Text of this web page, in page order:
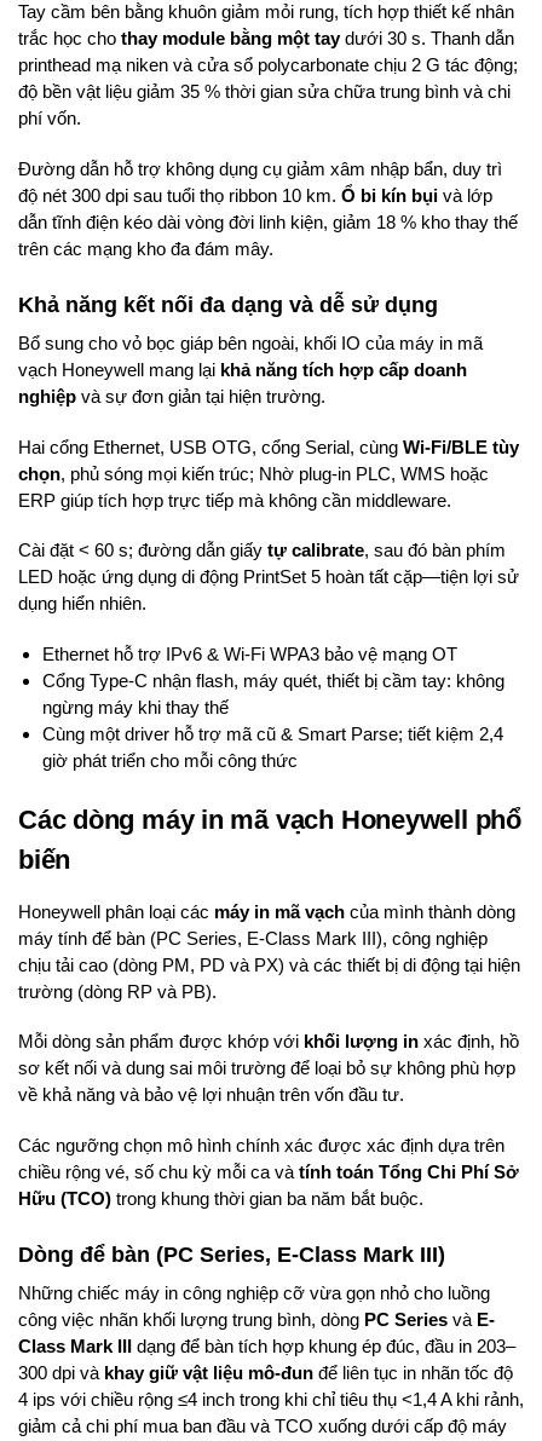
Tay cầm bên bằng khuôn giảm mỏi rung, tích hợp thiết kế nhân
trắc học cho thay module bằng một taydưới 30 s. Thanh dẫn
printhead mạ niken và cửa sổ polycarbonate chịu 2 G tác động;
độ bền vật liệu giảm 35 % thời gian sửa chữa trung bình và chi
phí vốn.
Đường dẫn hỗ trợ không dụng cụ giảm xâm nhập bẩn, duy trì
độ nét 300 dpi sau tuổi thọ ribbon 10 km. Ổ bi kín bụi và lớp
dẫn tĩnh điện kéo dài vòng đời linh kiện, giảm 18 % kho thay thế
trên các mạng kho đa đám mây.
Khả năng kết nối đa dạng và dễ sử dụng
Bổ sung cho vỏ bọc giáp bên ngoài, khối IO của máy in mã
vạch Honeywell mang lại khả năng tích hợp cấp doanh
nghiệp và sự đơn giản tại hiện trường.
Hai cổng Ethernet, USB OTG, cổng Serial, cùng Wi-Fi/BLE tùy
chọn, phủ sóng mọi kiến trúc; Nhờ plug-in PLC, WMS hoặc
ERP giúp tích hợp trực tiếp mà không cần middleware.
Cài đặt < 60 s; đường dẫn giấy tự calibrate, sau đó bàn phím
LED hoặc ứng dụng di động PrintSet 5 hoàn tất cặp—tiện lợi sử
dụng hiển nhiên.
Ethernet hỗ trợ IPv6 & Wi-Fi WPA3 bảo vệ mạng OT
Cổng Type-C nhận flash, máy quét, thiết bị cầm tay: không
ngừng máy khi thay thế
Cùng một driver hỗ trợ mã cũ & Smart Parse; tiết kiệm 2,4
giờ phát triển cho mỗi công thức
Các dòng máy in mã vạch Honeywell phổ
biến
Honeywell phân loại các máy in mã vạch của mình thành dòng
máy tính để bàn (PC Series, E-Class Mark III), công nghiệp
chịu tải cao (dòng PM, PD và PX) và các thiết bị di động tại hiện
trường (dòng RP và PB).
Mỗi dòng sản phẩm được khớp với khối lượng in xác định, hồ
sơ kết nối và dung sai môi trường để loại bỏ sự không phù hợp
về khả năng và bảo vệ lợi nhuận trên vốn đầu tư.
Các ngưỡng chọn mô hình chính xác được xác định dựa trên
chiều rộng vé, số chu kỳ mỗi ca và tính toán Tổng Chi Phí Sở
Hữu (TCO) trong khung thời gian ba năm bắt buộc.
Dòng để bàn (PC Series, E-Class Mark III)
Những chiếc máy in công nghiệp cỡ vừa gọn nhỏ cho luồng
công việc nhãn khối lượng trung bình, dòng PC Series và E-
Class Mark III dạng để bàn tích hợp khung ép đúc, đầu in 203–
300 dpi và khay giữ vật liệu mô-đun để liên tục in nhãn tốc độ
4 ips với chiều rộng ≤4 inch trong khi chỉ tiêu thụ <1,4 A khi rảnh,
giảm cả chi phí mua ban đầu và TCO xuống dưới cấp độ máy